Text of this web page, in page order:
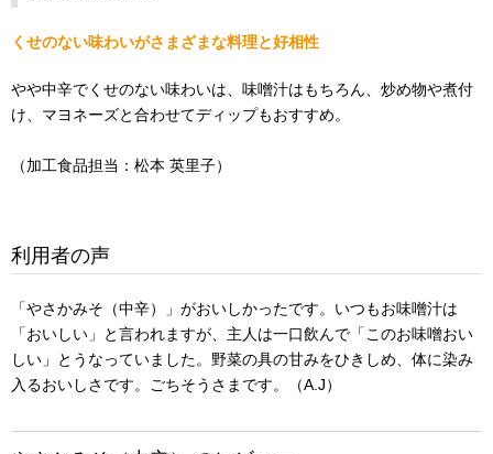
くせのない味わいがさまざまな料理と好相性
やや中辛でくせのない味わいは、味噌汁はもちろん、炒め物や煮付
け、マヨネーズと合わせてディップもおすすめ。
（加工食品担当：松本 英里子）
利用者の声
「やさかみそ（中辛）」がおいしかったです。いつもお味噌汁は
「おいしい」と言われますが、主人は一口飲んで「このお味噌おい
しい」とうなっていました。野菜の具の甘みをひきしめ、体に染み
入るおいしさです。ごちそうさまです。（A.J）